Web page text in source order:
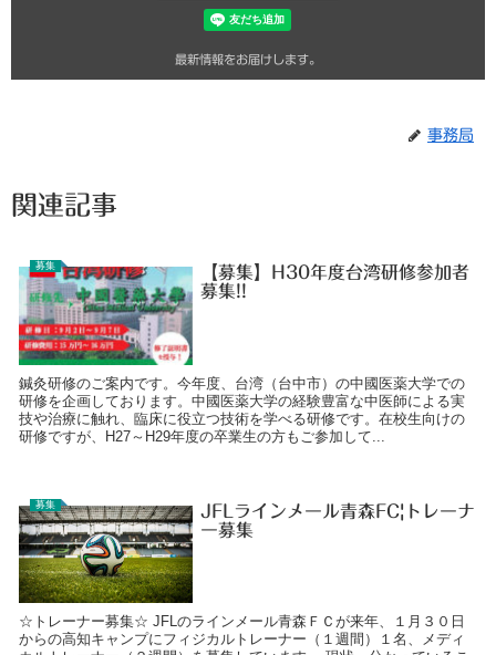
最新情報をお届けします。
事務局
関連記事
募集
【募集】H30年度台湾研修参加者
募集!!
鍼灸研修のご案内です。今年度、台湾（台中市）の中國医薬大学での
研修を企画しております。中國医薬大学の経験豊富な中医師による実
技や治療に触れ、臨床に役立つ技術を学べる研修です。在校生向けの
研修ですが、H27～H29年度の卒業生の方もご参加して...
募集
JFLラインメール青森FC|トレーナ
ー募集
☆トレーナー募集☆ JFLのラインメール青森ＦＣが来年、１月３０日
からの高知キャンプにフィジカルトレーナー（１週間）１名、メディ